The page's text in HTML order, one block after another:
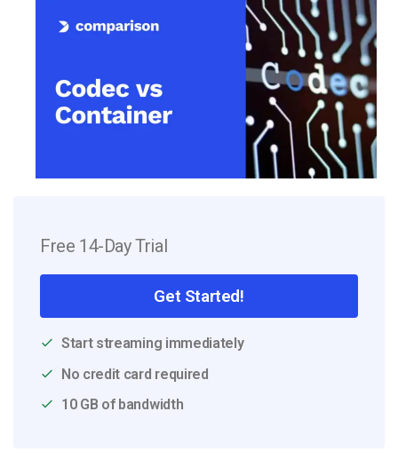
Free 14-Day Trial
Get Started!
Start streaming immediately
No credit card required
10 GB of bandwidth